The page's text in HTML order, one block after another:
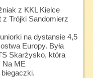
z KKL Kielce
z Trójki Sandomierz
na dystansie 4,5
Europy. Była
Skarżysko, która
Na ME